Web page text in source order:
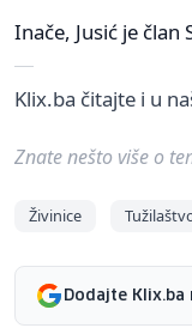
Inače, Jusić je član
Klix.ba čitajte i u
Znate nešto više o
Živinice
Dodajte Klix.ba